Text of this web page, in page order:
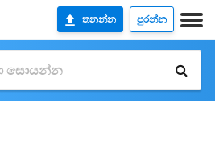
තනන්න පුරන්න